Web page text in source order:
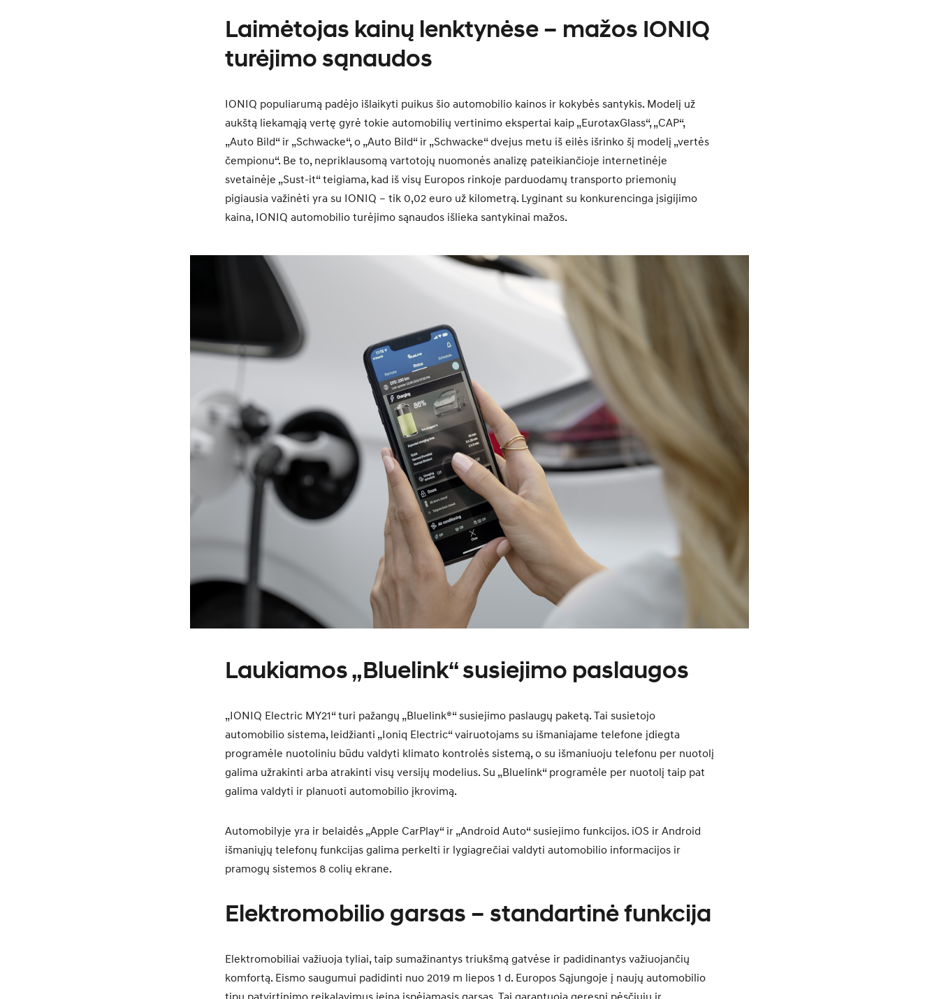
Laimėtojas kainų lenktynėse – mažos IONIQ
turėjimo sąnaudos
IONIQ populiarumą padėjo išlaikyti puikus šio automobilio kainos ir kokybės santykis. Modelį už
aukštą liekamąją vertę gyrė tokie automobilių vertinimo ekspertai kaip „EurotaxGlass“, „CAP“,
„Auto Bild“ ir „Schwacke“, o „Auto Bild“ ir „Schwacke“ dvejus metu iš eilės išrinko šį modelį „vertės
čempionu“. Be to, nepriklausomą vartotojų nuomonės analizę pateikiančioje internetinėje
svetainėje „Sust-it“ teigiama, kad iš visų Europos rinkoje parduodamų transporto priemonių
pigiausia važinėti yra su IONIQ – tik 0,02 euro už kilometrą. Lyginant su konkurencinga įsigijimo
kaina, IONIQ automobilio turėjimo sąnaudos išlieka santykinai mažos.
Laukiamos „Bluelink“ susiejimo paslaugos
„IONIQ Electric MY21“ turi pažangų „Bluelink®“ susiejimo paslaugų paketą. Tai susietojo
automobilio sistema, leidžianti „Ioniq Electric“ vairuotojams su išmaniajame telefone įdiegta
programėle nuotoliniu būdu valdyti klimato kontrolės sistemą, o su išmaniuoju telefonu per nuotolį
galima užrakinti arba atrakinti visų versijų modelius. Su „Bluelink“ programėle per nuotolį taip pat
galima valdyti ir planuoti automobilio įkrovimą.
Automobilyje yra ir belaidės „Apple CarPlay“ ir „Android Auto“ susiejimo funkcijos. iOS ir Android
išmaniųjų telefonų funkcijas galima perkelti ir lygiagrečiai valdyti automobilio informacijos ir
pramogų sistemos 8 colių ekrane.
Elektromobilio garsas – standartinė funkcija
Elektromobiliai važiuoja tyliai, taip sumažinantys triukšmą gatvėse ir padidinantys važiuojančių
komfortą. Eismo saugumui padidinti nuo 2019 m liepos 1 d. Europos Sąjungoje į naujų automobilio